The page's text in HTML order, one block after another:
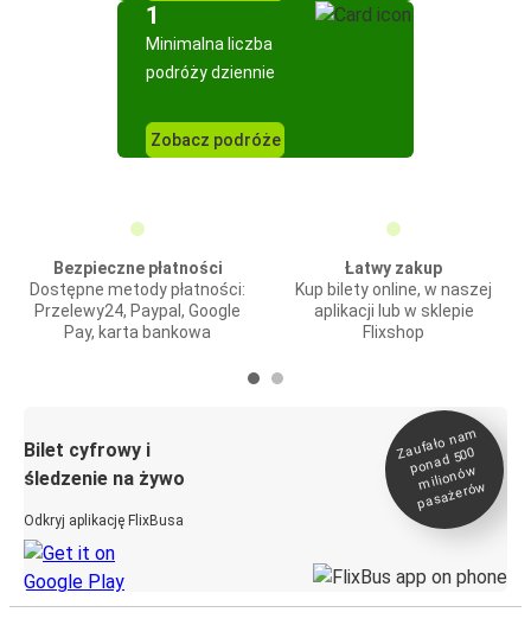
1
Minimalna liczba
podróży dziennie
Zobacz podróże
Bezpieczne płatności
Dostępne metody płatności:
Przelewy24, Paypal, Google
Pay, karta bankowa
Łatwy zakup
Kup bilety online, w naszej
aplikacji lub w sklepie
Flixshop
Bilet cyfrowy i
śledzenie na żywo
Odkryj aplikację FlixBusa
Zaufało na
m
ponad 500
milionó
w
pasażeró
w